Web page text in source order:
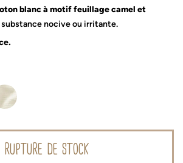
blanc à motif feuillage camel et
nocive ou irritante.
rupture de stock